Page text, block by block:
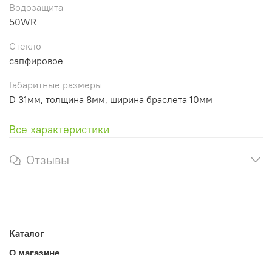
Водозащита
50WR
Стекло
сапфировое
Габаритные размеры
D 31мм, толщина 8мм, ширина браслета 10мм
Все характеристики
Отзывы
Каталог